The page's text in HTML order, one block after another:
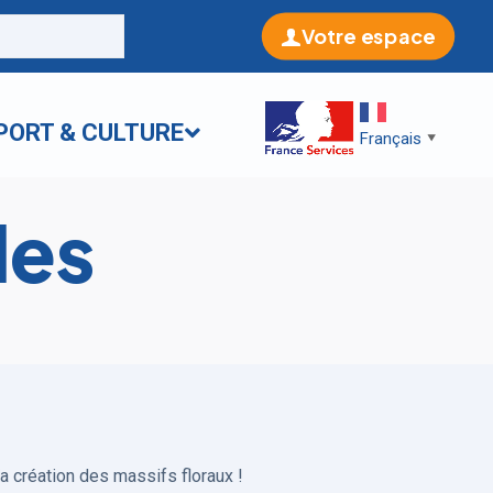
Votre espace
& CULTURE Français ▼
création des massifs floraux !